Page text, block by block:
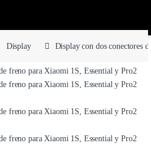
Display Display con dos conectores